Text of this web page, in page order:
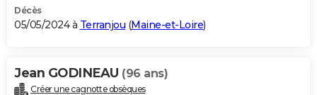
Décès
05/05/2024 à Terranjou (Maine-et-Loire)
Jean GODINEAU (96 ans)
Créer une cagnotte obsèques